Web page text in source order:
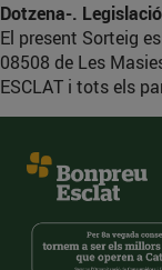
Dotzena-.
El present Sorteig
08508 de Les
ESCLAT i tots els